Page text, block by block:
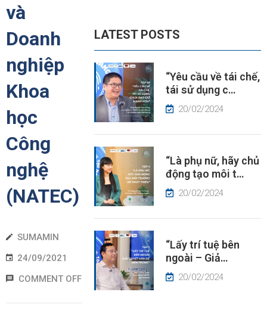
và
Doanh
nghiệp
Khoa
học
Công
nghệ
(NATEC)
SUMAMIN
24/09/2021
COMMENT OFF
LATEST POSTS
“Yêu cầu về tái chế,
tái sử dụng c…
20/02/2024
“Là phụ nữ, hãy chủ
động tạo môi t…
20/02/2024
“Lấy trí tuệ bên
ngoài – Giả…
20/02/2024